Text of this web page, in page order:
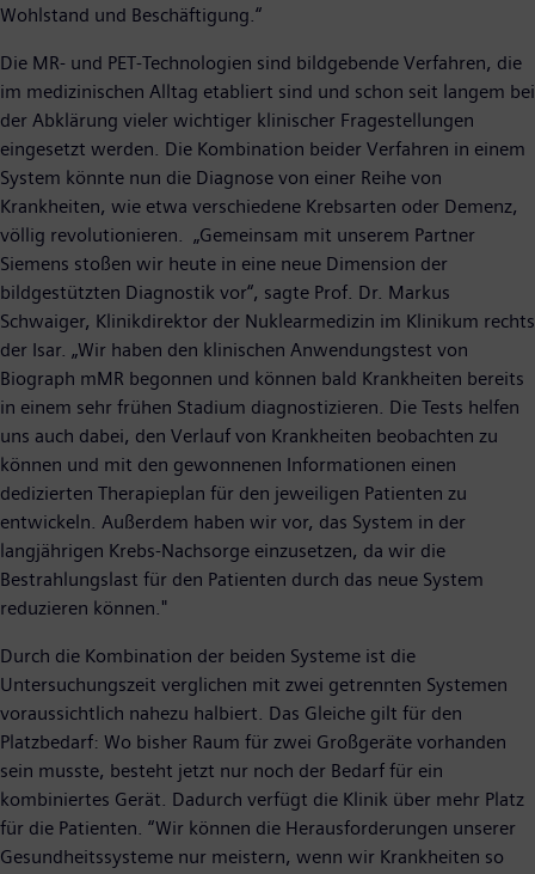
Wohlstand und Beschäftigung.“
Die MR- und PET-Technologien sind bildgebende Verfahren, die
im medizinischen Alltag etabliert sind und schon seit langem bei
der Abklärung vieler wichtiger klinischer Fragestellungen
eingesetzt werden. Die Kombination beider Verfahren in einem
System könnte nun die Diagnose von einer Reihe von
Krankheiten, wie etwa verschiedene Krebsarten oder Demenz,
völlig revolutionieren. „Gemeinsam mit unserem Partner
Siemens stoßen wir heute in eine neue Dimension der
bildgestützten Diagnostik vor“, sagte Prof. Dr. Markus
Schwaiger, Klinikdirektor der Nuklearmedizin im Klinikum rechts
der Isar. „Wir haben den klinischen Anwendungstest von
Biograph mMR begonnen und können bald Krankheiten bereits
in einem sehr frühen Stadium diagnostizieren. Die Tests helfen
uns auch dabei, den Verlauf von Krankheiten beobachten zu
können und mit den gewonnenen Informationen einen
dedizierten Therapieplan für den jeweiligen Patienten zu
entwickeln. Außerdem haben wir vor, das System in der
langjährigen Krebs-Nachsorge einzusetzen, da wir die
Bestrahlungslast für den Patienten durch das neue System
reduzieren können."
Durch die Kombination der beiden Systeme ist die
Untersuchungszeit verglichen mit zwei getrennten Systemen
voraussichtlich nahezu halbiert. Das Gleiche gilt für den
Platzbedarf: Wo bisher Raum für zwei Großgeräte vorhanden
sein musste, besteht jetzt nur noch der Bedarf für ein
kombiniertes Gerät. Dadurch verfügt die Klinik über mehr Platz
für die Patienten. “Wir können die Herausforderungen unserer
Gesundheitssysteme nur meistern, wenn wir Krankheiten so